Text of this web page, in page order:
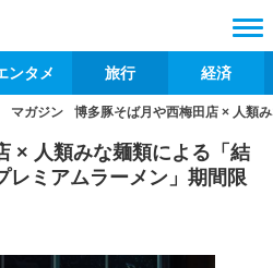
ンタメ 旅行 経済
マガジン 博多豚そば月や西梅田店 × 人類
× 人類みな麺類による「結
レミアムラーメン」期間限